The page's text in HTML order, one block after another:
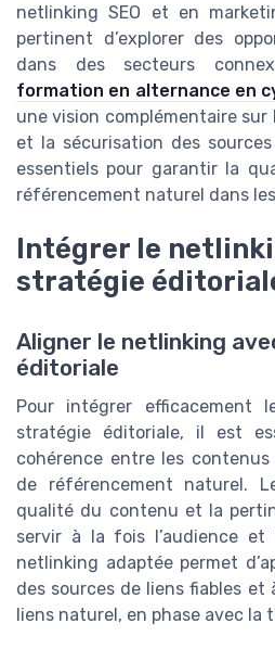
netlinking SEO et en
pertinent d’explorer des
dans des secteurs
formation en alternance en
une vision complémentaire
et la sécurisation des
essentiels pour garantir la
référencement naturel dans
Intégrer le
stratégie
Aligner le netlinking
éditoriale
Pour intégrer efficacement
stratégie éditoriale, il est
cohérence entre les
de référencement naturel.
qualité du contenu et la
servir à la fois l’audience et
netlinking adaptée permet
des sources de liens fiables
liens naturel, en phase avec la